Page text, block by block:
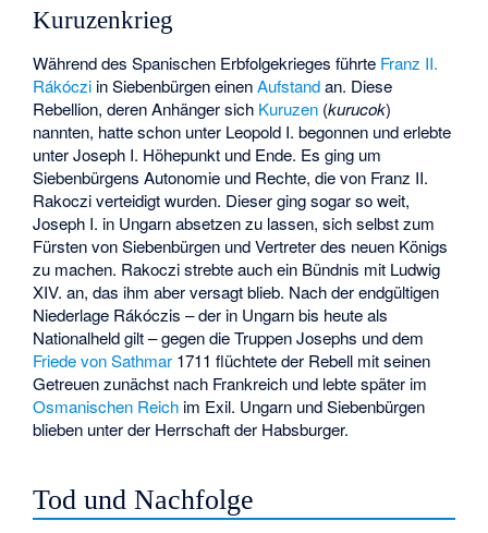
Kuruzenkrieg
Während des Spanischen Erbfolgekrieges führte Franz II.
Rákóczi in Siebenbürgen einenAufstandan. Diese
Rebellion, deren Anhänger sich Kuruzen (kurucok)
nannten, hatte schon unter Leopold I. begonnen und erlebte
unter Joseph I. Höhepunkt und Ende. Es ging um
Siebenbürgens Autonomie und Rechte, die von Franz II.
Rakoczi verteidigt wurden. Dieser ging sogar so weit,
Joseph I. in Ungarn absetzen zu lassen, sich selbst zum
Fürsten von Siebenbürgen und Vertreter des neuen Königs
zu machen. Rakoczi strebte auch ein Bündnis mit Ludwig
XIV. an, das ihm aber versagt blieb. Nach der endgültigen
Niederlage Rákóczis – der in Ungarn bis heute als
Nationalheld gilt – gegen die Truppen Josephs und dem
Friede von Sathmar 1711 flüchtete der Rebell mit seinen
Getreuen zunächst nach Frankreich und lebte später im
Osmanischen Reich im Exil. Ungarn und Siebenbürgen
blieben unter der Herrschaft der Habsburger.
Tod und Nachfolge